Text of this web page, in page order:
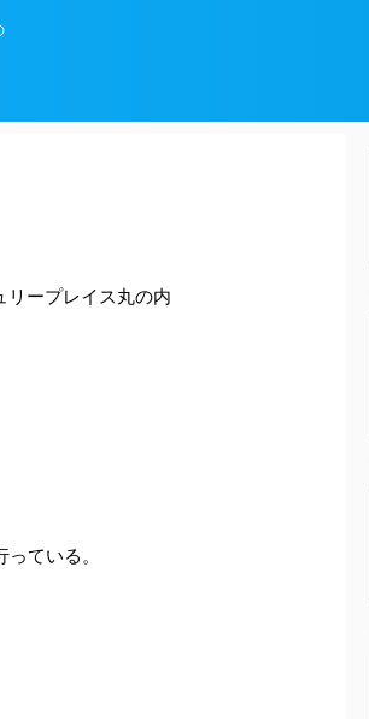
リープレイス丸の内
ている。